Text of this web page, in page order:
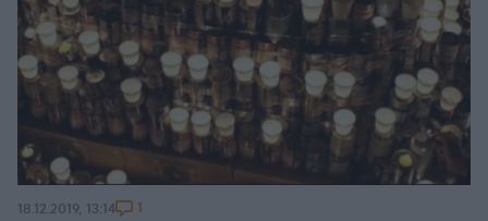
18.12.2019, 13:14 1